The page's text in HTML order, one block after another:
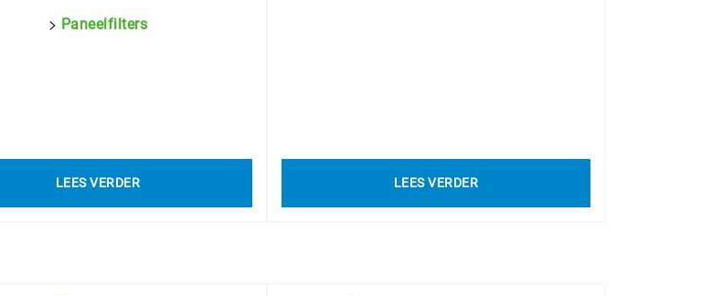
> Paneelfilters
LEES VERDER LEES VERDER